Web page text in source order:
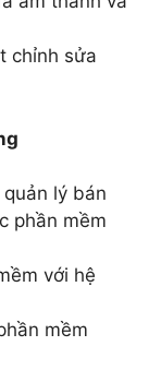
chỉnh sửa
lý bán
phần mềm
với hệ
mềm